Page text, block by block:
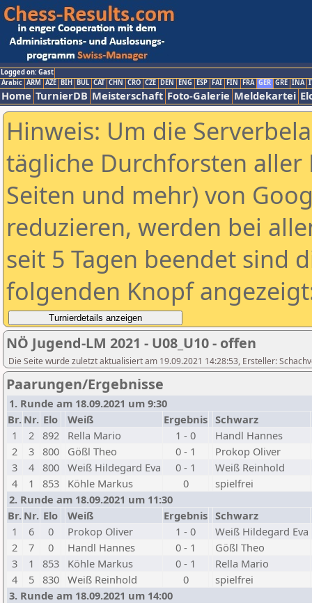
Logged on: Gast
Arabic ARM AZE BIH BUL CAT CHN CRO CZE DEN ENG ESP FAI FIN FRA GER GRE INA
Home TurnierDB Meisterschaft Foto-Galerie Meldekartei
Hinweis: Um die
tägliche Durchforsten aller
Seiten und mehr) von
reduzieren, werden bei
seit 5 Tagen beendet sind
folgenden Knopf
NÖ Jugend-LM 2021 - U08_U10 - offen
Die Seite wurde zuletzt aktualisiert am 19.09.2021 14:28:53, Ersteller:
Paarungen/Ergebnisse
1. Runde am 18.09.2021 um 9:30
Br. Nr. Elo Weiß Ergebnis Schwarz
1
2 892 Rella Mario 1 - 0
Handl Hannes
2
3 800 Gößl Theo 0 - 1
Prokop Oliver
3
4 800 Weiß Hildegard Eva 0 - 1
Weiß Reinhold
4
1 853 Köhle Markus 0
spielfrei
2. Runde am 18.09.2021 um 11:30
Br. Nr. Elo Weiß Ergebnis Schwarz
1
6 0 Prokop Oliver 1 - 0
Weiß Hildegard Eva
2
7 0 Handl Hannes 0 - 1
Gößl Theo
3
1 853 Köhle Markus 0 - 1
Rella Mario
4
5 830 Weiß Reinhold 0
spielfrei
3. Runde am 18.09.2021 um 14:00